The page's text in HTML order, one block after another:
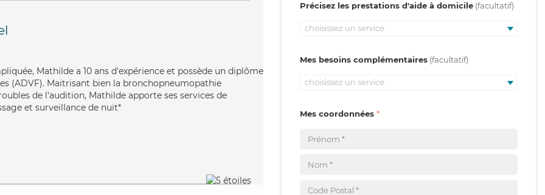
Mathilde a 10 ans d'expérience et possède un diplôme
(ADVF). Maitrisant bien la bronchopneumopathie
de l'audition, Mathilde apporte ses services de
et surveillance de nuit*
Précisez les prestations d'aide à domicile
choisissez un service
Mes besoins complémentaires
choisissez un service
Mes coordonnées